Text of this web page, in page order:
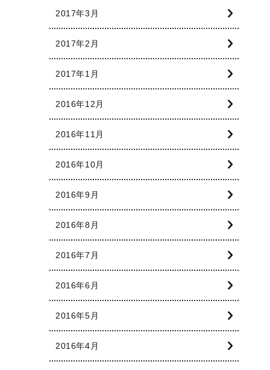
2017年3月
2017年2月
2017年1月
2016年12月
2016年11月
2016年10月
2016年9月
2016年8月
2016年7月
2016年6月
2016年5月
2016年4月